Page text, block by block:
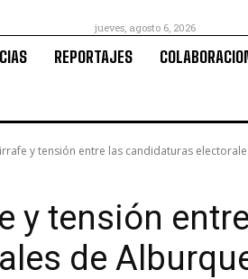
jueves, agosto 6, 2026
REPORTAJES
y tensión entre las candidaturas
y tensión
de